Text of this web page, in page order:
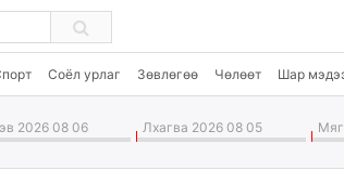
Соёл урлаг Зөвлөгөө Чөлөөт Шар
2026 08 06 Лхагва 2026 08 05